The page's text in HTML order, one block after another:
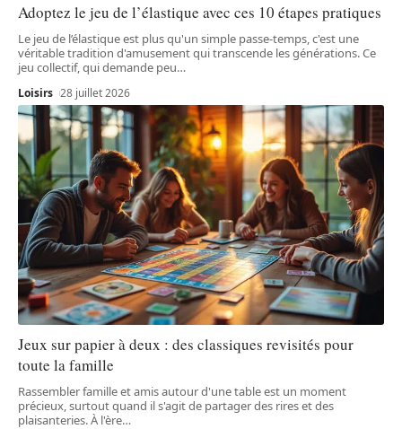
Adoptez le jeu de l’élastique avec ces 10 étapes pratiques
Le jeu de l’élastique est plus qu'un simple passe-temps, c'est une
véritable tradition d'amusement qui transcende les générations. Ce
jeu collectif, qui demande peu…
Loisirs 28 juillet 2026
Jeux sur papier à deux : des classiques revisités pour
toute la famille
Rassembler famille et amis autour d'une table est un moment
précieux, surtout quand il s'agit de partager des rires et des
plaisanteries. À l'ère…